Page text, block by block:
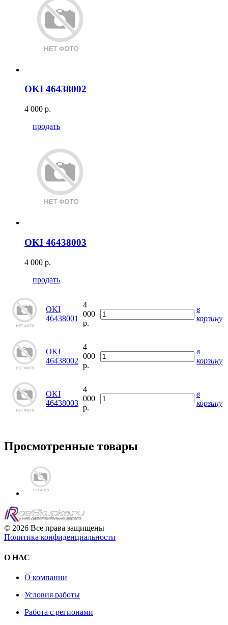
OKI 46438002
4 000 р.
продать
OKI 46438003
4 000 р.
продать
OKI
46438001
4
000
р.
в
корзину
OKI
46438002
4
000
р.
в
корзину
OKI
46438003
4
000
р.
в
корзину
Просмотренные товары
© 2026 Все права защищены
Политика конфиденциальности
О НАС
О компании
Условия работы
Работа с регионами